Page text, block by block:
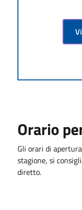
Orario
Gli orari di
stagione, si
diretto.